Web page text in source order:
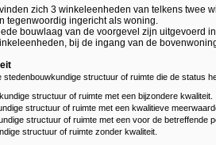
zich 3 winkeleenheden van telkens twee
tegenwoordig ingericht als woning.
bouwlaag van de voorgevel zijn uitgevoerd
bij de ingang van de
stedenbouwkundige structuur of ruimte die de status
structuur of ruimte met een bijzondere kwaliteit.
structuur of ruimte met een kwalitieve
structuur of ruimte met een voor de betreffende
structuur of ruimte zonder kwaliteit.